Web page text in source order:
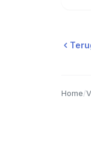
Home/